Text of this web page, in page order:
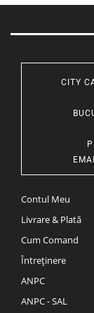
CITY
Contul Meu
Livrare & Plată
Cum Comand
Întreținere
ANPC
ANPC - SAL